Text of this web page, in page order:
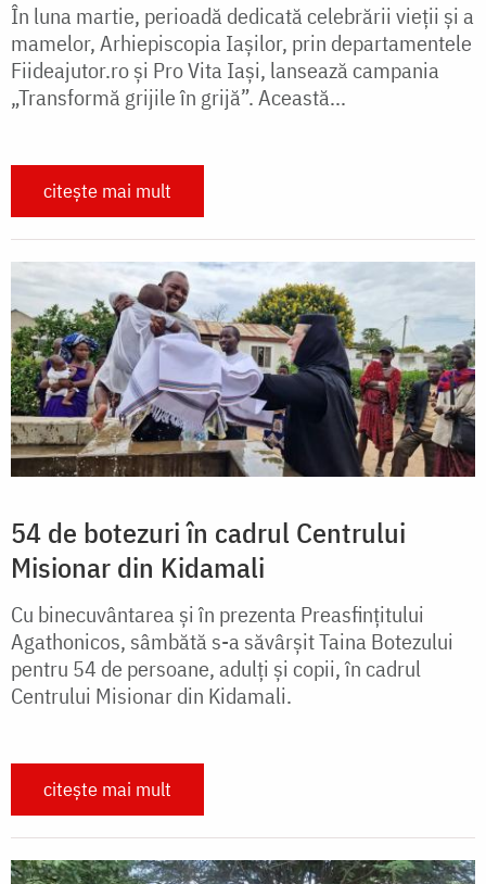
În luna martie, perioadă dedicată celebrării vieții și a
mamelor, Arhiepiscopia Iașilor, prin departamentele
Fiideajutor.ro și Pro Vita Iași, lansează campania
„Transformă grijile în grijă”. Această...
citește mai mult
54 de botezuri în cadrul Centrului
Misionar din Kidamali
Cu binecuvântarea şi în prezenta Preasfințitului
Agathonicos, sâmbătă s-a săvârşit Taina Botezului
pentru 54 de persoane, adulți şi copii, în cadrul
Centrului Misionar din Kidamali.
citește mai mult